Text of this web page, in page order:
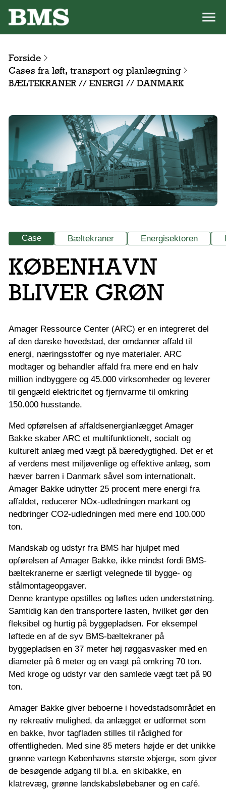
Forside
Cases fra løft, transport og planlægning
BÆLTEKRANER // ENERGI // DANMARK
Case Bæltekraner Energisektoren
KØBENHAVN
BLIVER GRØN
Amager Ressource Center (ARC) er en integreret del
af den danske hovedstad, der omdanner affald til
energi, næringsstoffer og nye materialer. ARC
modtager og behandler affald fra mere end en halv
million indbyggere og 45.000 virksomheder og leverer
til gengæld elektricitet og fjernvarme til omkring
150.000 husstande.
Med opførelsen af affaldsenergianlægget Amager
Bakke skaber ARC et multifunktionelt, socialt og
kulturelt anlæg med vægt på bæredygtighed. Det er et
af verdens mest miljøvenlige og effektive anlæg, som
hæver barren i Danmark såvel som internationalt.
Amager Bakke udnytter 25 procent mere energi fra
affaldet, reducerer NOx-udledningen markant og
nedbringer CO2-udledningen med mere end 100.000
ton.
Mandskab og udstyr fra BMS har hjulpet med
opførelsen af Amager Bakke, ikke mindst fordi BMS-
bæltekranerne er særligt velegnede til bygge- og
stålmontageopgaver.
Denne krantype opstilles og løftes uden understøtning.
Samtidig kan den transportere lasten, hvilket gør den
fleksibel og hurtig på byggepladsen. For eksempel
løftede en af de syv BMS-bæltekraner på
byggepladsen en 37 meter høj røggasvasker med en
diameter på 6 meter og en vægt på omkring 70 ton.
Med kroge og udstyr var den samlede vægt tæt på 90
ton.
Amager Bakke giver beboerne i hovedstadsområdet en
ny rekreativ mulighed, da anlægget er udformet som
en bakke, hvor tagfladen stilles til rådighed for
offentligheden. Med sine 85 meters højde er det unikke
grønne vartegn Københavns største »bjerg«, som giver
de besøgende adgang til bl.a. en skibakke, en
klatrevæg, grønne landskabsløbebaner og en café.